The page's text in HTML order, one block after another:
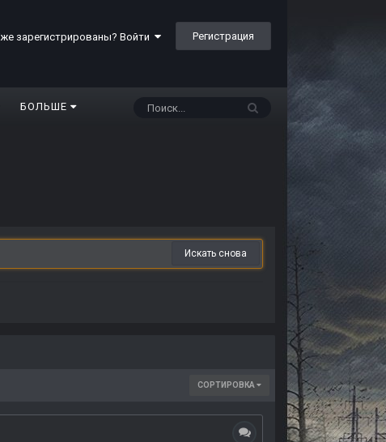
зарегистрированы? Войти Регистрация
БОЛЬШЕ
Искать снова
СОРТИРОВКА